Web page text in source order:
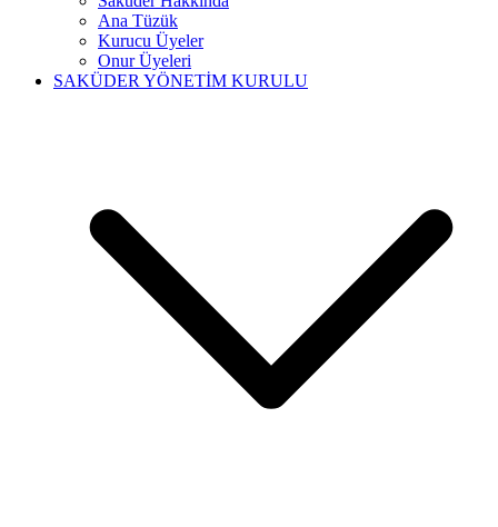
Ana Tüzük
Kurucu Üyeler
Onur Üyeleri
SAKÜDER YÖNETİM KURULU